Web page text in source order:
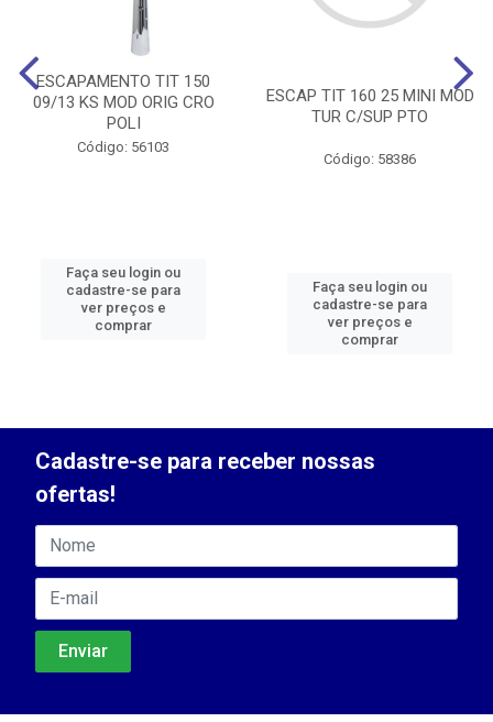
ESCAPAMENTO TIT 150
09/13 KS MOD ORIG CRO
POLI
Código: 56103
Faça seu login ou
cadastre-se para
ver preços e
comprar
ESCAP TIT 160 25 MINI MOD
TUR C/SUP PTO
Código: 58386
Faça seu login ou
cadastre-se para
ver preços e
comprar
Cadastre-se para receber nossas
ofertas!